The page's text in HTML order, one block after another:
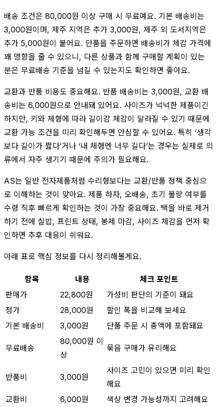
배송 조건은 80,000원 이상 구매 시 무료예요. 기본 배송비는
3,000원이며, 제주 지역은 추가 3,000원, 제주 외 도서지역은
추가 5,000원이 붙어요. 단품을 주문하면 배송비가 체감 가격에
꽤 영향을 줄 수 있으니, 다른 상품과 함께 구매할 계획이 있는
분은 무료배송 기준을 넘길 수 있는지도 확인하면 좋아요.
교환과 반품 비용도 중요해요. 반품 배송비는 3,000원, 교환 배
송비는 6,000원으로 안내돼 있어요. 사이즈가 넉넉한 제품이긴
하지만, 키와 체형에 따라 길이감 체감이 달라질 수 있기 때문에
교환 가능 조건을 미리 확인해두면 안심할 수 있어요. 특히 ‘생각
보다 길이가 짧다’거나 ‘내 체형엔 너무 길다’는 경우는 실제로 의
류에서 자주 생기기 때문에 주의가 필요해요.
AS는 일반 전자제품처럼 수리형보다는 교환/반품 정책 중심으
로 이해하는 것이 맞아요. 제품 하자, 오배송, 초기 불량 여부를
수령 직후 빠르게 확인하는 것이 가장 중요해요. 택을 바로 제거
하기 전에 실밥, 프린트 상태, 봉제 마감, 사이즈 체감을 먼저 확
인하면 추후 대응이 쉬워요.
아래 표로 핵심 정보를 다시 정리해볼게요.
항목 내용
체크 포인트
판매가
22,800원
가성비 판단의 기준이 돼요
정가
28,000원
할인 폭을 비교해 보세요
기본 배송비
3,000원 단품 주문 시 총액에 포함돼요
무료배송
80,000원 이
상
묶음 구매가 유리해요
반품비 3,000원
사이즈 고민이 있으면 미리 확인
해요
교환비
6,000원
색상 변경 가능성까지 고려해요